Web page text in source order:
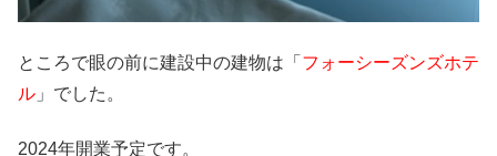
ところで眼の前に建設中の建物は「 フォーシーズンズホテ
ル 」でした。
2024年開業予定です。